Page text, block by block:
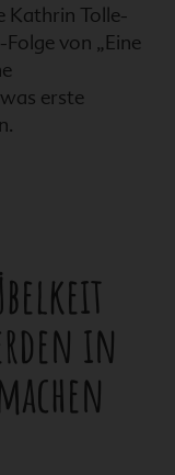
Kathrin Tolle-
von „Eine
erste
in